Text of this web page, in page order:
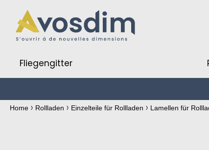
Fliegengitter
Home Rollladen Einzelteile für Rollladen Lamellen für